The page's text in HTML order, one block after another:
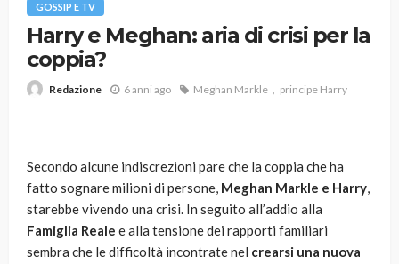
GOSSIP E TV
Harry e Meghan: aria di crisi per la
coppia?
Redazione 6 anni ago Meghan Markle principe Harry
Secondo alcune indiscrezioni pare che la coppia che ha
fatto sognare milioni di persone, Meghan Markle e Harry,
starebbe vivendo una crisi. In seguito all’addio alla
Famiglia Reale e alla tensione dei rapporti familiari
sembra che le difficoltà incontrate nel crearsi una nuova